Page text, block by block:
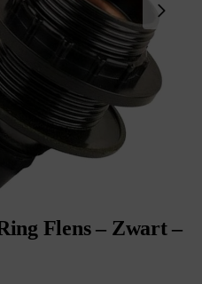
Flens – Zwart –